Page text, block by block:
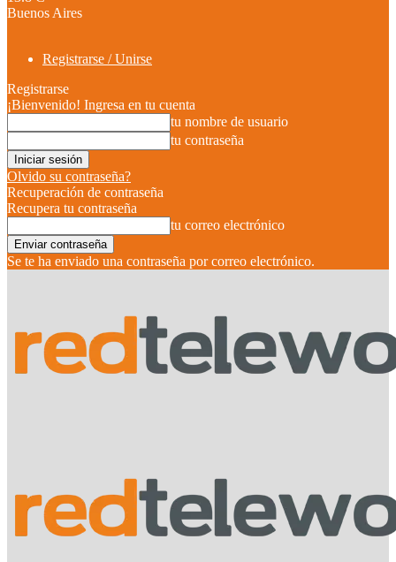
Buenos Aires
Registrarse / Unirse
Registrarse
¡Bienvenido! Ingresa en tu cuenta
tu nombre de usuario
tu contraseña
Olvido su contraseña?
Recuperación de contraseña
Recupera tu contraseña
tu correo electrónico
Se te ha enviado una contraseña por correo electrónico.